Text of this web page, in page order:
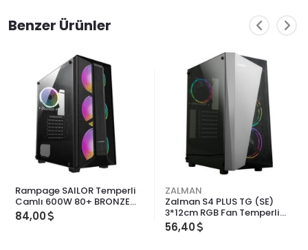
Benzer Ürünler
Rampage SAILOR Temperli
Camlı 600W 80+ BRONZE
Siyah 4*12cm Rainbow Fanlı
ATX Mid-T Gaming Oyuncu
84,00
ZALMAN
Zalman S4 PLUS TG (SE)
3*12cm RGB Fan Temperli
Camlı Mid-T Gaming
Oyuncu Kasası
56,40